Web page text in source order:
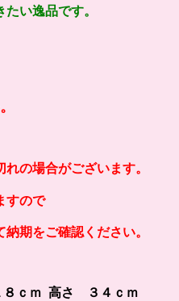
い逸品です。
の場合がございます。
すので
期をご確認ください。
ｃｍ 高さ ３４ｃｍ